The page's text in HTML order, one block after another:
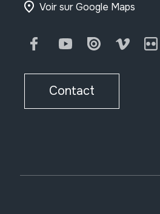
Voir sur Google Maps
FacebookYoutubeIssuu Vimeo
Contact